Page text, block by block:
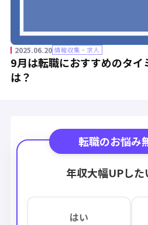
2025.06.20 情報収集・求人
9月は転職におすすめのタイ
は？
転職のお悩み
年収大幅UPした
はい